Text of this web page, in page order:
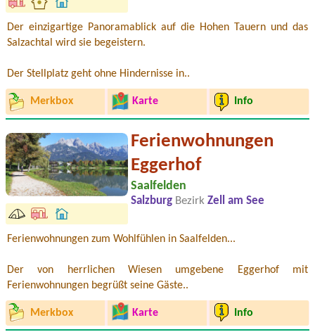
Der einzigartige Panoramablick auf die Hohen Tauern und das
Salzachtal wird sie begeistern.
Der Stellplatz geht ohne Hindernisse in..
Merkbox Karte Info
Ferienwohnungen
Eggerhof
Saalfelden
Salzburg Bezirk Zell am See
Ferienwohnungen zum Wohlfühlen in Saalfelden...
Der von herrlichen Wiesen umgebene Eggerhof mit
Ferienwohnungen begrüßt seine Gäste..
Merkbox Karte Info